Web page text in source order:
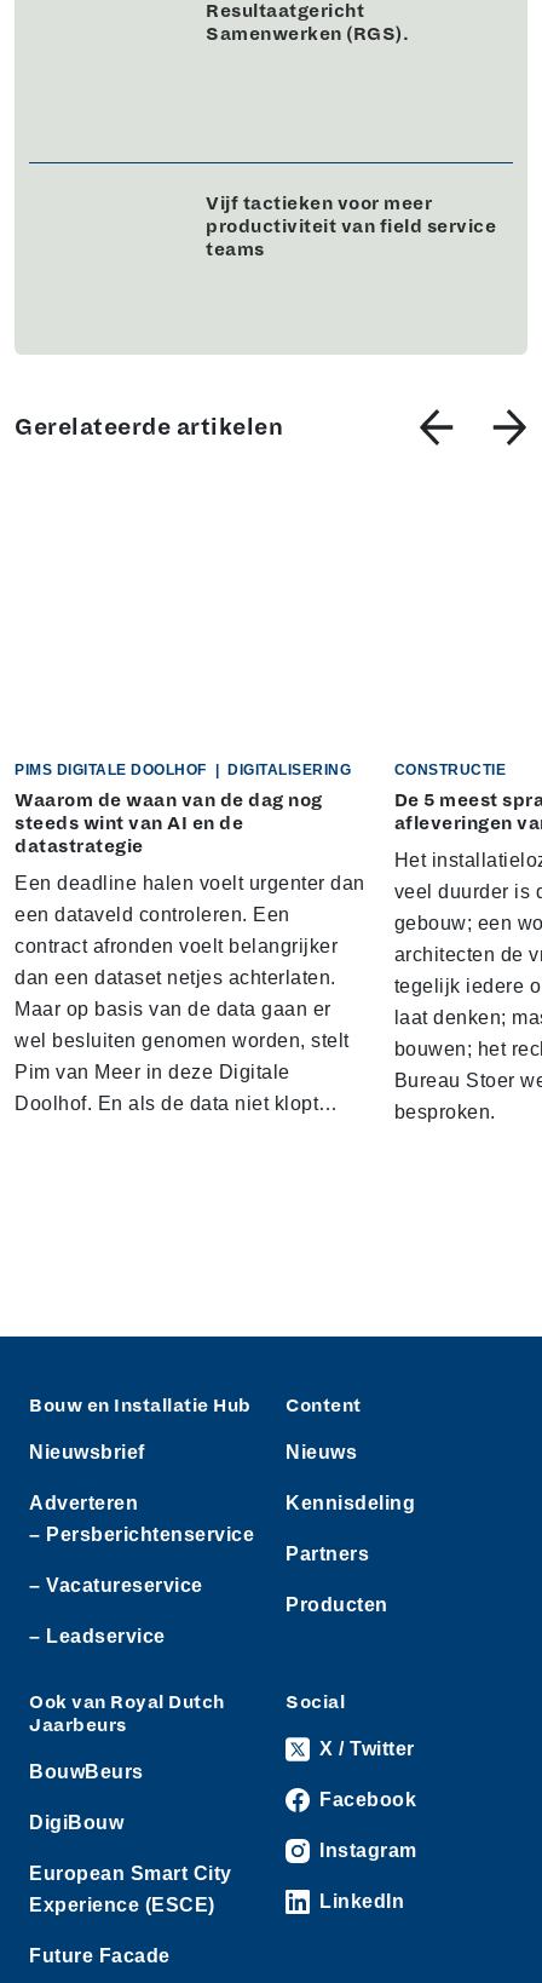
Resultaatgericht
Samenwerken (RGS).
Vijf tactieken voor meer
productiviteit van field service
teams
Gerelateerde artikelen
PIMS DIGITALE DOOLHOF DIGITALISERING
Waarom de waan van de dag nog
steeds wint van AI en de
datastrategie
Een deadline halen voelt urgenter dan
een dataveld controleren. Een
contract afronden voelt belangrijker
dan een dataset netjes achterlaten.
Maar op basis van de data gaan er
wel besluiten genomen worden, stelt
Pim van Meer in deze Digitale
Doolhof. En als de data niet klopt…
CONSTRUCTIE
De 5 meest
afleveringen
Het
veel duurder is
gebouw; een
architecten de
tegelijk iedere
laat denken;
bouwen; het
Bureau Stoer
besproken.
Bouw en Installatie Hub
Nieuwsbrief
Adverteren
– Persberichtenservice
– Vacatureservice
– Leadservice
Content
Nieuws
Kennisdeling
Partners
Producten
Ook van Royal Dutch
Jaarbeurs
BouwBeurs
DigiBouw
European Smart City
Experience (ESCE)
Future Facade
Social
X / Twitter
Facebook
Instagram
LinkedIn